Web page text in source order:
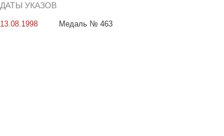
ДАТЫ УКАЗОВ
13.08.1998 Медаль № 463